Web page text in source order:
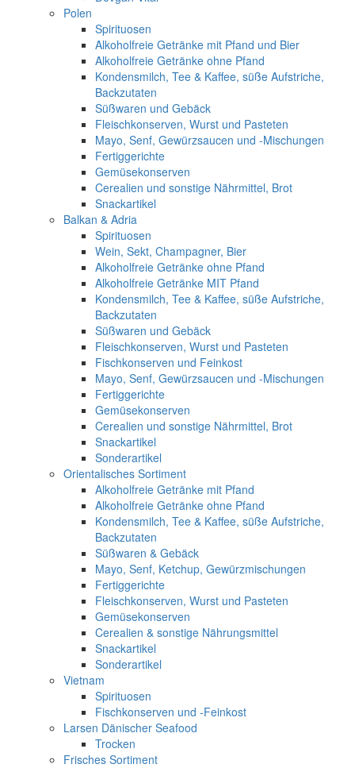
Polen
Spirituosen
Alkoholfreie Getränke mit Pfand und Bier
Alkoholfreie Getränke ohne Pfand
Kondensmilch, Tee & Kaffee, süße Aufstriche,
Backzutaten
Süßwaren und Gebäck
Fleischkonserven, Wurst und Pasteten
Mayo, Senf, Gewürzsaucen und -Mischungen
Fertiggerichte
Gemüsekonserven
Cerealien und sonstige Nährmittel, Brot
Snackartikel
Balkan & Adria
Spirituosen
Wein, Sekt, Champagner, Bier
Alkoholfreie Getränke ohne Pfand
Alkoholfreie Getränke MIT Pfand
Kondensmilch, Tee & Kaffee, süße Aufstriche,
Backzutaten
Süßwaren und Gebäck
Fleischkonserven, Wurst und Pasteten
Fischkonserven und Feinkost
Mayo, Senf, Gewürzsaucen und -Mischungen
Fertiggerichte
Gemüsekonserven
Cerealien und sonstige Nährmittel, Brot
Snackartikel
Sonderartikel
Orientalisches Sortiment
Alkoholfreie Getränke mit Pfand
Alkoholfreie Getränke ohne Pfand
Kondensmilch, Tee & Kaffee, süße Aufstriche,
Backzutaten
Süßwaren & Gebäck
Mayo, Senf, Ketchup, Gewürzmischungen
Fertiggerichte
Fleischkonserven, Wurst und Pasteten
Gemüsekonserven
Cerealien & sonstige Nährungsmittel
Snackartikel
Sonderartikel
Vietnam
Spirituosen
Fischkonserven und -Feinkost
Larsen Dänischer Seafood
Trocken
Frisches Sortiment